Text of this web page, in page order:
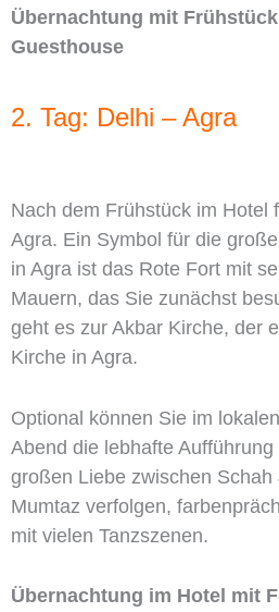
Übernachtung mit
Guesthouse
2. Tag: Delhi – Agra
Nach dem Frühstück im Hotel
Agra. Ein Symbol für die
in Agra ist das Rote Fort mit
Mauern, das Sie zunächst
geht es zur Akbar Kirche, der
Kirche in Agra.
Optional können Sie im
Abend die lebhafte
großen Liebe zwischen
Mumtaz verfolgen,
mit vielen Tanzszenen.
Übernachtung im Hotel mit